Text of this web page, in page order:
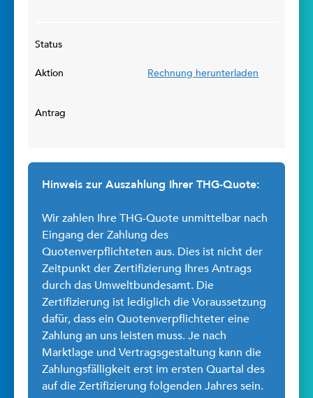
Status
Aktion Rechnung herunterladen
Antrag
Hinweis zur Auszahlung Ihrer THG-Quote:
Wir zahlen Ihre THG-Quote unmittelbar nach
Eingang der Zahlung des
Quotenverpflichteten aus. Dies ist nicht der
Zeitpunkt der Zertifizierung Ihres Antrags
durch das Umweltbundesamt. Die
Zertifizierung ist lediglich die Voraussetzung
dafür, dass ein Quotenverpflichteter eine
Zahlung an uns leisten muss. Je nach
Marktlage und Vertragsgestaltung kann die
Zahlungsfälligkeit erst im ersten Quartal des
auf die Zertifizierung folgenden Jahres sein.